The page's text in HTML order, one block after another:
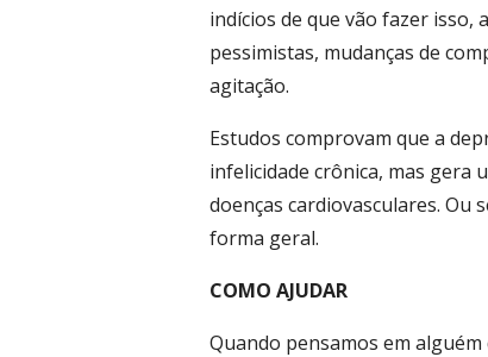
indícios de que vão fazer isso,
pessimistas, mudanças de
agitação.
Estudos comprovam que a
infelicidade crônica, mas gera
doenças cardiovasculares. Ou
forma geral.
COMO AJUDAR
Quando pensamos em